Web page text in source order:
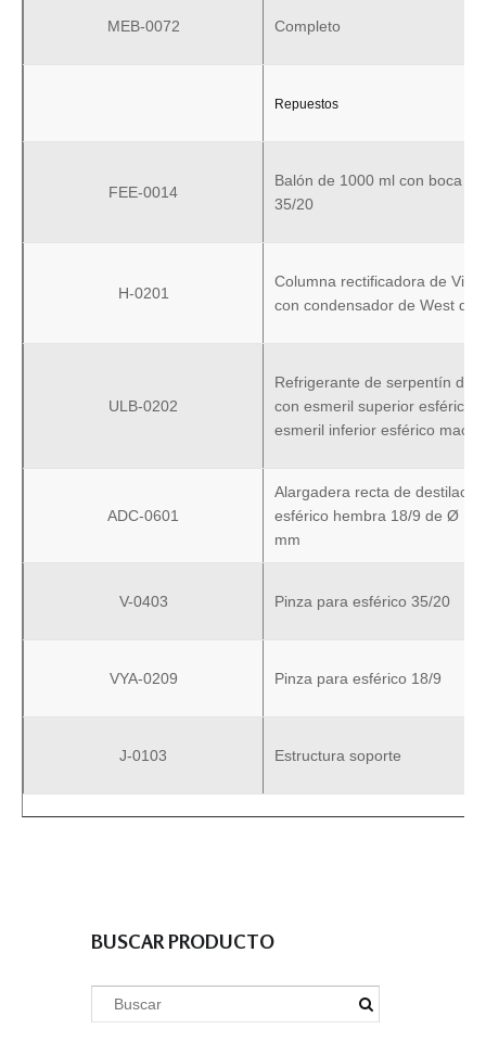
MEB-0072 Completo
Repuestos
FEE-0014
Balón de 1000 ml con boca
35/20
H-0201
Columna rectificadora de
con condensador de West de
ULB-0202
Refrigerante de serpentín de
con esmeril superior esférico
esmeril inferior esférico
ADC-0601
Alargadera recta de
esférico hembra 18/9 de Ø 12
mm
V-0403 Pinza para esférico 35/20
VYA-0209 Pinza para esférico 18/9
J-0103 Estructura soporte
BUSCAR PRODUCTO